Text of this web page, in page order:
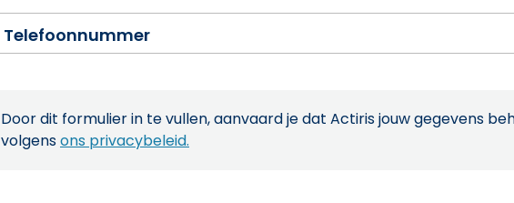
Telefoonnummer
Door dit formulier in te vullen, aanvaard je dat Actiris jouw gegevens
volgensons privacybeleid.